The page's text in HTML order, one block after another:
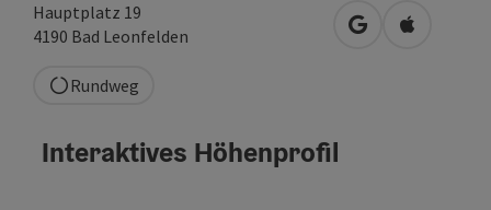
Hauptplatz 19
4190 Bad Leonfelden in Google Maps
in Apple
Rundweg
Interaktives Höhenprofil